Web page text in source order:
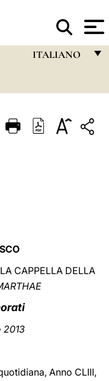
ITALIANO
ITALIANO
中文
LATINE
CAPPELLA DELLA
2013
Anno CLIII,